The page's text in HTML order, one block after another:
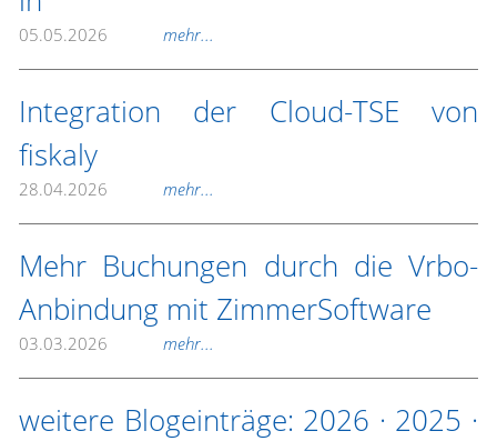
05.05.2026 mehr...
Integration der Cloud-TSE von
fiskaly
28.04.2026 mehr...
Mehr Buchungen durch die Vrbo-
Anbindung mit ZimmerSoftware
03.03.2026 mehr...
weitere Blogeinträge: 2026 · 2025 ·